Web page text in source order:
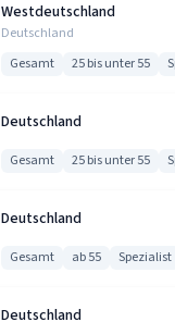
Westdeutschland
Deutschland
Gesamt 25 bis unter 55
Deutschland
Gesamt 25 bis unter 55
Deutschland
Gesamt ab 55 Spezialist
Deutschland